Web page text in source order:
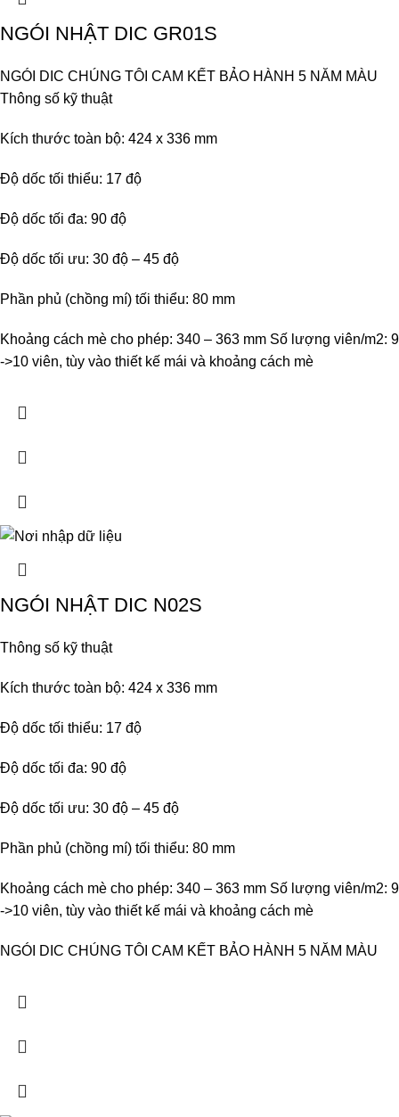
NGÓI NHẬT DIC GR01S
NGÓI DIC CHÚNG TÔI CAM KẾT BẢO HÀNH 5 NĂM MÀU
Thông số kỹ thuật
Kích thước toàn bộ: 424 x 336 mm
Độ dốc tối thiểu: 17 độ
Độ dốc tối đa: 90 độ
Độ dốc tối ưu: 30 độ – 45 độ
Phần phủ (chồng mí) tối thiểu: 80 mm
Khoảng cách mè cho phép: 340 – 363 mm Số lượng viên/m2: 9
->10 viên, tùy vào thiết kế mái và khoảng cách mè
NGÓI NHẬT DIC N02S
Thông số kỹ thuật
Kích thước toàn bộ: 424 x 336 mm
Độ dốc tối thiểu: 17 độ
Độ dốc tối đa: 90 độ
Độ dốc tối ưu: 30 độ – 45 độ
Phần phủ (chồng mí) tối thiểu: 80 mm
Khoảng cách mè cho phép: 340 – 363 mm Số lượng viên/m2: 9
->10 viên, tùy vào thiết kế mái và khoảng cách mè
NGÓI DIC CHÚNG TÔI CAM KẾT BẢO HÀNH 5 NĂM MÀU